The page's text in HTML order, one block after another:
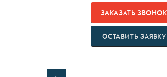
ЗАКАЗАТЬ ЗВОНОК
ОСТАВИТЬ ЗАЯВКУ